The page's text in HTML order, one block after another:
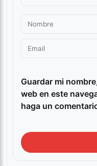
Guardar mi
web en este
haga un